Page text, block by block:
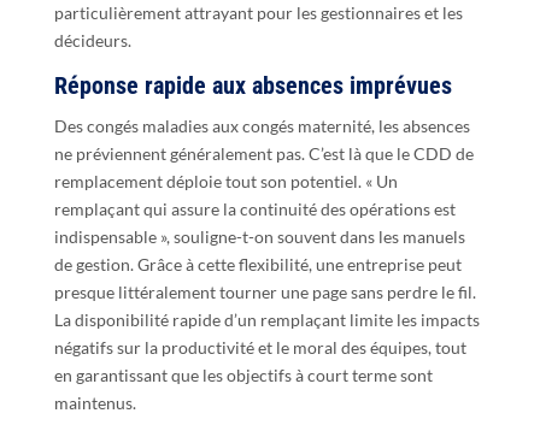
particulièrement attrayant pour les gestionnaires et les
décideurs.
Réponse rapide aux absences imprévues
Des congés maladies aux congés maternité, les absences
ne préviennent généralement pas. C’est là que le CDD de
remplacement déploie tout son potentiel. « Un
remplaçant qui assure la continuité des opérations est
indispensable », souligne-t-on souvent dans les manuels
de gestion. Grâce à cette flexibilité, une entreprise peut
presque littéralement tourner une page sans perdre le fil.
La disponibilité rapide d’un remplaçant limite les impacts
négatifs sur la productivité et le moral des équipes, tout
en garantissant que les objectifs à court terme sont
maintenus.